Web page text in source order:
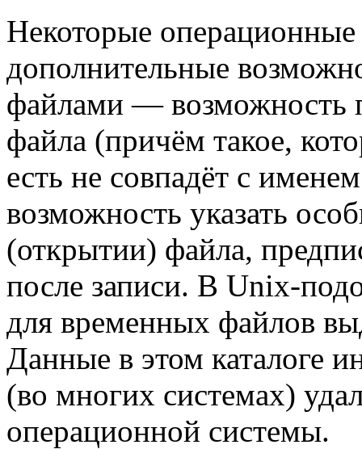
Некоторые
дополнительные
файлами — возможность
файла (причём такое,
есть не совпадёт с
возможность указать
(открытии) файла,
после записи. В Unix-
для временных файлов
Данные в этом каталоге
(во многих системах)
операционной системы.